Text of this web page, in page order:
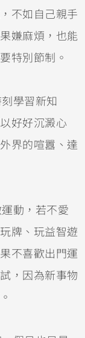
不如自己親手
嫌麻煩，也能
特別節制。
學習新知
好好沉澱心
界的喧囂、達
動，若不愛
牌、玩益智遊
不喜歡出門運
，因為新事物